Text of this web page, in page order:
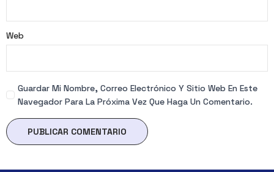
Web
Guardar Mi Nombre, Correo Electrónico Y Sitio Web En Este
Navegador Para La Próxima Vez Que Haga Un Comentario.